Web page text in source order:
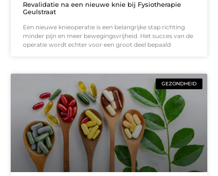
Revalidatie na een nieuwe knie bij Fysiotherapie
Geulstraat
Een nieuwe knieoperatie is een belangrijke stap richting
minder pijn en meer bewegingsvrijheid. Het succes van de
operatie wordt echter voor een groot deel bepaald
GEZONDHEID